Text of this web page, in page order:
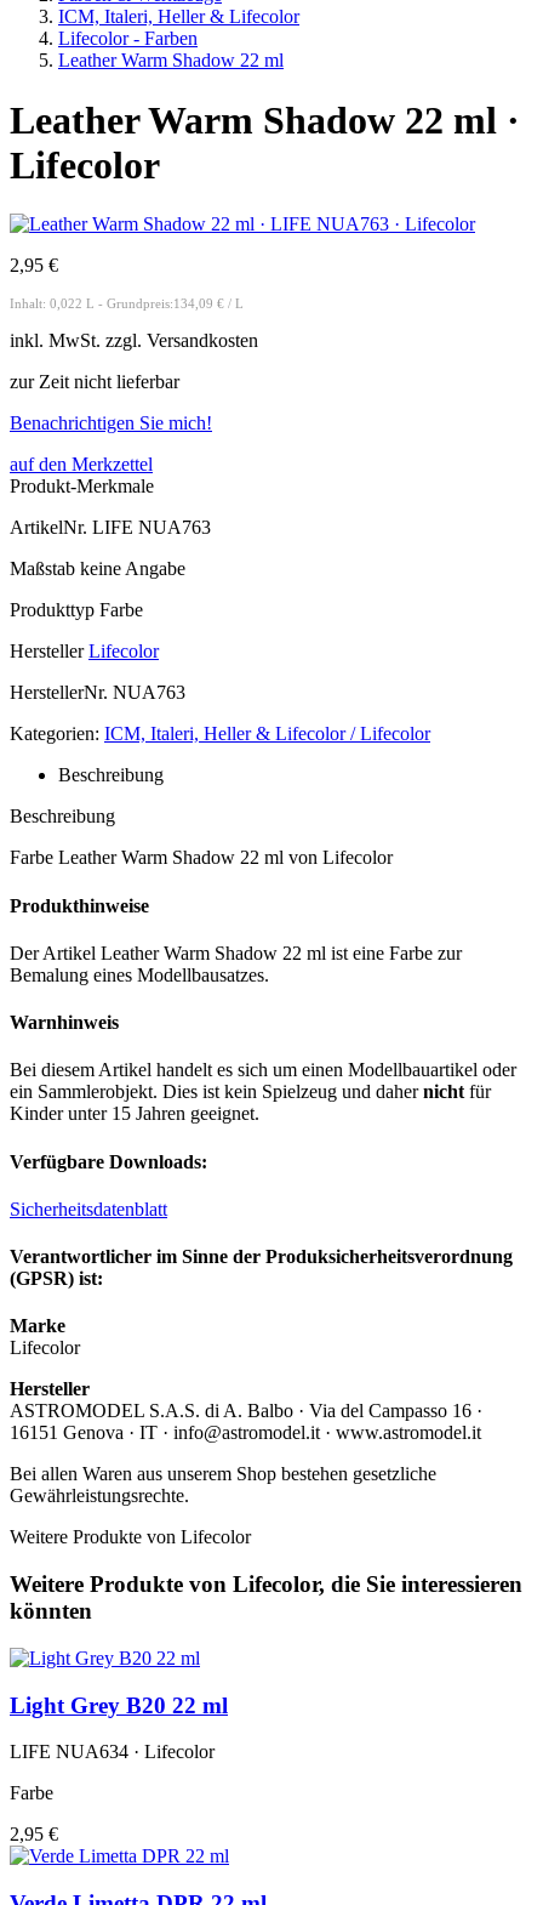
ICM, Italeri, Heller & Lifecolor
Lifecolor - Farben
Leather Warm Shadow 22 ml
Leather Warm Shadow 22 ml ·
Lifecolor
2,95 €
Inhalt: 0,022 L - Grundpreis:134,09 € / L
inkl. MwSt. zzgl. Versandkosten
zur Zeit nicht lieferbar
Benachrichtigen Sie mich!
auf den Merkzettel
Produkt-Merkmale
ArtikelNr. LIFE NUA763
Maßstab keine Angabe
Produkttyp Farbe
Hersteller Lifecolor
HerstellerNr. NUA763
Kategorien: ICM, Italeri, Heller & Lifecolor / Lifecolor
Beschreibung
Beschreibung
Farbe Leather Warm Shadow 22 ml von Lifecolor
Produkthinweise
Der Artikel Leather Warm Shadow 22 ml ist eine Farbe zur
Bemalung eines Modellbausatzes.
Warnhinweis
Bei diesem Artikel handelt es sich um einen Modellbauartikel oder
ein Sammlerobjekt. Dies ist kein Spielzeug und dahernicht für
Kinder unter 15 Jahren geeignet.
Verfügbare Downloads:
Sicherheitsdatenblatt
Verantwortlicher im Sinne der Produksicherheitsverordnung
(GPSR) ist:
Marke
Lifecolor
Hersteller
ASTROMODEL S.A.S. di A. Balbo · Via del Campasso 16 ·
16151 Genova · IT · info@astromodel.it · www.astromodel.it
Bei allen Waren aus unserem Shop bestehen gesetzliche
Gewährleistungsrechte.
Weitere Produkte von Lifecolor
Weitere Produkte von Lifecolor, die Sie interessieren
könnten
Light Grey B20 22 ml
LIFE NUA634 · Lifecolor
Farbe
2,95 €